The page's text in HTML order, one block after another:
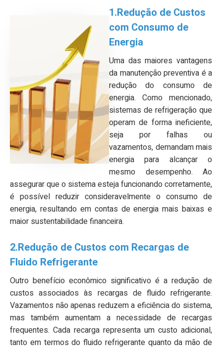
1.Redução de Custos
com Consumo de
Energia
Uma das maiores vantagens
da manutenção preventiva é a
redução do consumo de
energia. Como mencionado,
sistemas de refrigeração que
operam de forma ineficiente,
seja por falhas ou
vazamentos, demandam mais
energia para alcançar o
mesmo desempenho. Ao
assegurar que o sistema esteja funcionando corretamente,
é possível reduzir consideravelmente o consumo de
energia, resultando em contas de energia mais baixas e
maior sustentabilidade financeira.
2.Redução de Custos com Recargas de
Fluido Refrigerante
Outro benefício econômico significativo é a redução de
custos associados às recargas de fluido refrigerante.
Vazamentos não apenas reduzem a eficiência do sistema,
mas também aumentam a necessidade de recargas
frequentes. Cada recarga representa um custo adicional,
tanto em termos do fluido refrigerante quanto da mão de